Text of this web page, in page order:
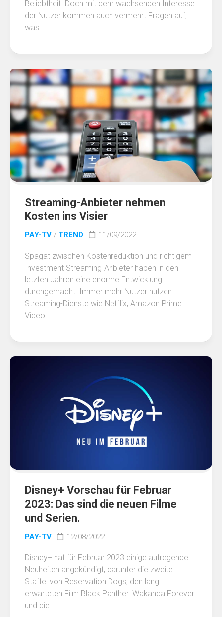
Beliebtheit. Doch mit dem wachsenden Interesse
der Nutzer kommen auch vermehrt Fragen auf,
was...
Streaming-Anbieter nehmen
Kosten ins Visier
PAY-TV / TREND 11/09/2022
Spagat zwischen Kostenreduktion und richtigem
Investment Streaming-Anbieter haben in den
letzten Jahren eine enorme Entwicklung
durchgemacht. Immer mehr Nutzer nutzen
Streaming-Dienste wie Netflix, Amazon Prime
Video...
Disney+ Vorschau für Februar
2023: Das sind die neuen Filme
und Serien.
PAY-TV 12/08/2022
Disney+ hat für Februar 2023 einige aufregende
Neuheiten angekündigt, darunter die zweite
Staffel von Reservation Dogs, den lang
erwarteten Film Black Panther: Wakanda Forever
und die...